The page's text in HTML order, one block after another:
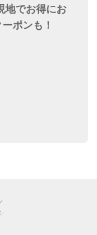
地でお得にお
ポンも！